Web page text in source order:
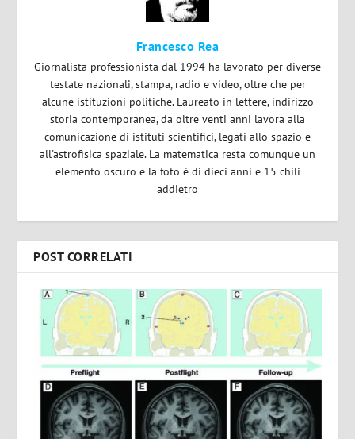
Francesco Rea
Giornalista professionista dal 1994 ha lavorato per diverse
testate nazionali, stampa, radio e video, oltre che per
alcune istituzioni politiche. Laureato in lettere, indirizzo
storia contemporanea, da oltre venti anni lavora alla
comunicazione di istituti scientifici, legati allo spazio e
all'astrofisica spaziale. La matematica resta comunque un
elemento oscuro e la foto è di dieci anni e 15 chili
addietro
POST CORRELATI